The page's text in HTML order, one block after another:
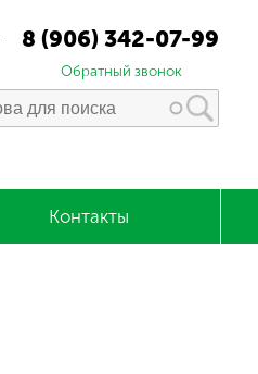
8 (906) 342-07-99
Обратный звонок
Контакты